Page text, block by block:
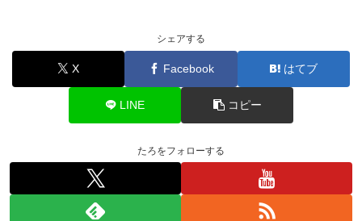
シェアする
X Facebook はてブ
LINE コピー
たろをフォローする